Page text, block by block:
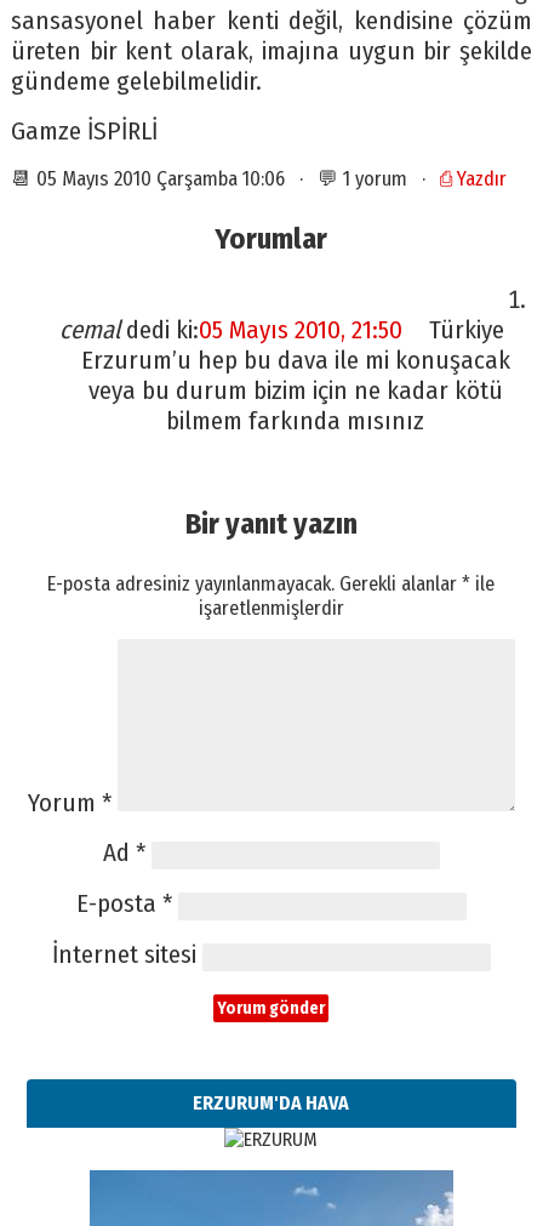
sansasyonel haber kenti değil, kendisine çözüm
üreten bir kent olarak, imajına uygun bir şekilde
gündeme gelebilmelidir.
Gamze İSPİRLİ
📆 05 Mayıs 2010 Çarşamba 10:06 · 💬 1 yorum · ⎙ Yazdır
Yorumlar
cemal dedi ki:05 Mayıs 2010, 21:50
Türkiye
Erzurum’u hep bu dava ile mi konuşacak
veya bu durum bizim için ne kadar kötü
bilmem farkında mısınız
Bir yanıt yazın
E-posta adresiniz yayınlanmayacak. Gerekli alanlar* ile
işaretlenmişlerdir
Yorum *
Ad *
E-posta *
İnternet sitesi
ERZURUM'DA HAVA